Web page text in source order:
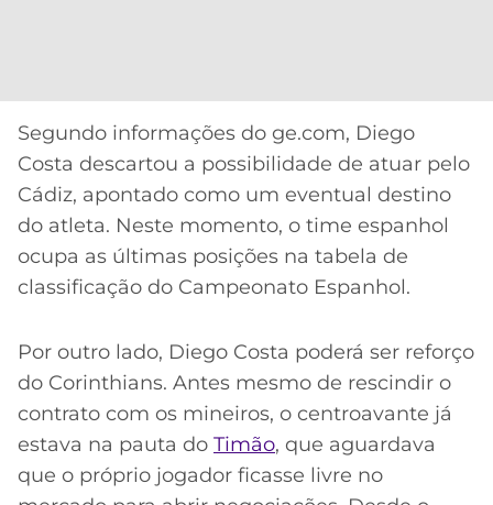
CASSINOS
ONLINE
2026
GRÊMIO
ATLÉTICO
MG
CRUZEIRO
LALIGA
Segundo informações do ge.com, Diego
Costa descartou a possibilidade de atuar pelo
Cádiz, apontado como um eventual destino
do atleta. Neste momento, o time espanhol
ocupa as últimas posições na tabela de
classificação do Campeonato Espanhol.
Por outro lado, Diego Costa poderá ser reforço
do Corinthians. Antes mesmo de rescindir o
contrato com os mineiros, o centroavante já
estava na pauta do Timão, que aguardava
que o próprio jogador ficasse livre no